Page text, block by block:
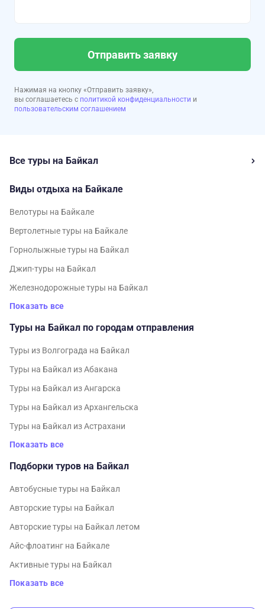
Отправить заявку
Нажимая на кнопку «Отправить заявку»,
вы соглашаетесь с политикой конфиденциальности и
пользовательским соглашением
Все туры на Байкал
Виды отдыха на Байкале
Велотуры на Байкале
Вертолетные туры на Байкале
Горнолыжные туры на Байкал
Джип-туры на Байкал
Железнодорожные туры на Байкал
Показать все
Туры на Байкал по городам отправления
Туры из Волгограда на Байкал
Туры на Байкал из Абакана
Туры на Байкал из Ангарска
Туры на Байкал из Архангельска
Туры на Байкал из Астрахани
Показать все
Подборки туров на Байкал
Автобусные туры на Байкал
Авторские туры на Байкал
Авторские туры на Байкал летом
Айс-флоатинг на Байкале
Активные туры на Байкал
Показать все